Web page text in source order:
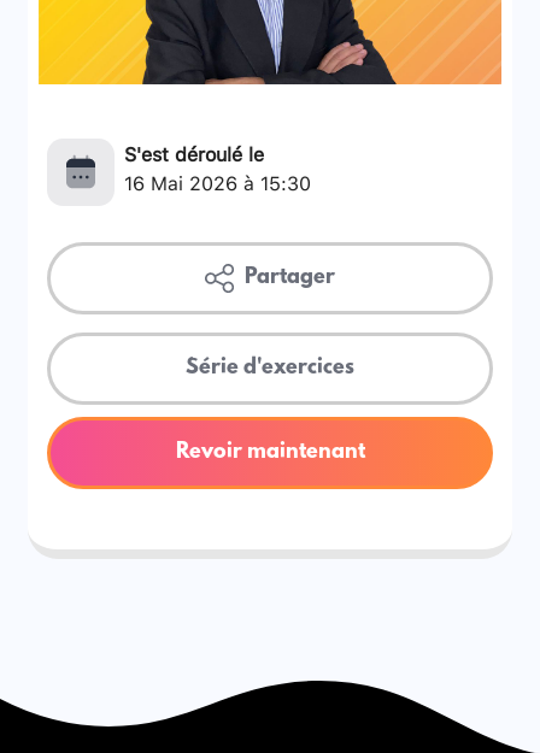
S'est déroulé le
16 Mai 2026 à 15:30
Partager
Série d'exercices
Revoir maintenant